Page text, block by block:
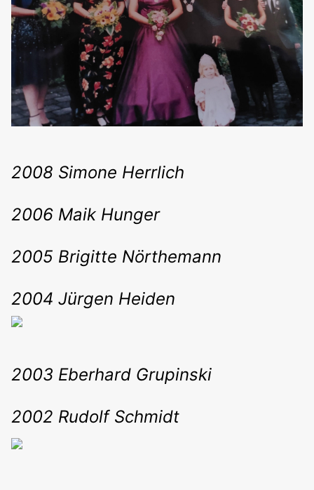
2008 Simone Herrlich
2006 Maik Hunger
2005 Brigitte Nörthemann
2004 Jürgen Heiden
2003 Eberhard Grupinski
2002 Rudolf Schmidt